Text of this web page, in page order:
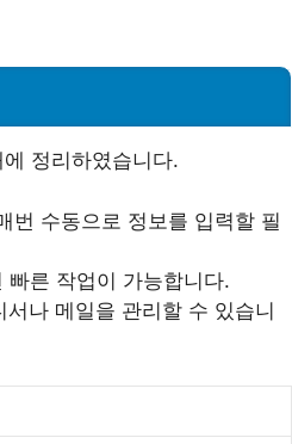
정리하였습니다.
번 수동으로 정보를 입력할 필
른 작업이 가능합니다.
나 메일을 관리할 수 있습니